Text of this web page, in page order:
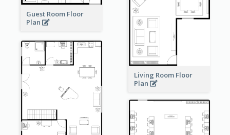
Guest Room Floor
Plan
Living Room Floor
Plan